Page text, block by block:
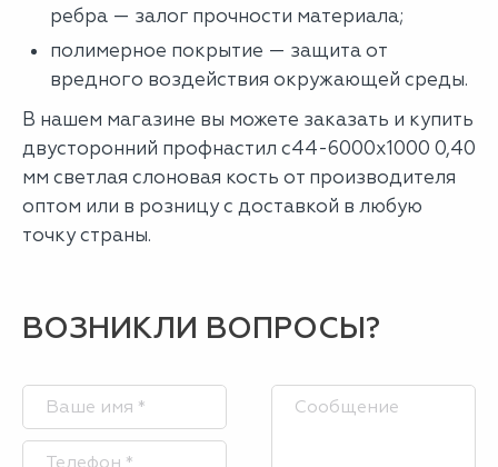
ребра — залог прочности материала;
полимерное покрытие — защита от
вредного воздействия окружающей среды.
В нашем магазине вы можете заказать и купить
двусторонний профнастил с44-6000х1000 0,40
мм светлая слоновая кость от производителя
оптом или в розницу с доставкой в любую
точку страны.
ВОЗНИКЛИ ВОПРОСЫ?